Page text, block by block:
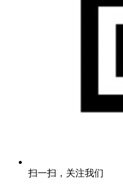
扫一扫，关注我们